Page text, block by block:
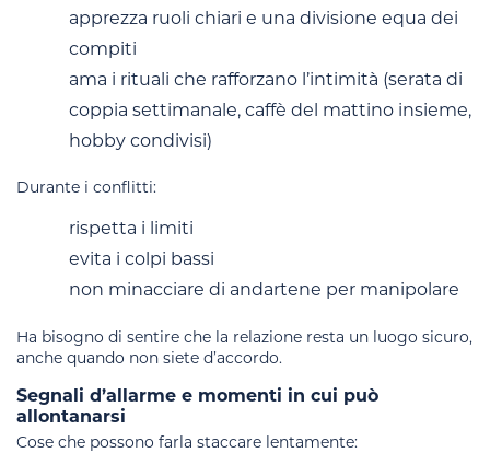
apprezza ruoli chiari e una divisione equa dei
compiti
ama i rituali che rafforzano l’intimità (serata di
coppia settimanale, caffè del mattino insieme,
hobby condivisi)
Durante i conflitti:
rispetta i limiti
evita i colpi bassi
non minacciare di andartene per manipolare
Ha bisogno di sentire che la relazione resta un luogo sicuro,
anche quando non siete d’accordo.
Segnali d’allarme e momenti in cui può
allontanarsi
Cose che possono farla staccare lentamente: